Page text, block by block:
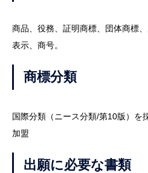
商品、役務、証明商標、団体商標
表示、商号。
商標分類
国際分類（ニース分類/第10版）
加盟
出願に必要な書類